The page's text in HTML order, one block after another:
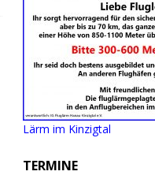
Lärm im Kinzigtal
TERMINE